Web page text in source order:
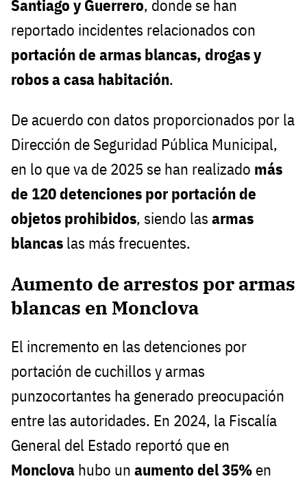
Santiago y Guerrero, donde se han
reportado incidentes relacionados con
portación de armas blancas, drogas y
robos a casa habitación.
De acuerdo con datos proporcionados por la
Dirección de Seguridad Pública Municipal,
en lo que va de 2025 se han realizado más
de 120 detenciones por portación de
objetos prohibidos, siendo las armas
blancas las más frecuentes.
Aumento de arrestos por armas
blancas en Monclova
El incremento en las detenciones por
portación de cuchillos y armas
punzocortantes ha generado preocupación
entre las autoridades. En 2024, la Fiscalía
General del Estado reportó que en
Monclova hubo un aumento del 35% en